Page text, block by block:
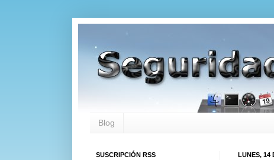
Blog
LUNES, 14
SUSCRIPCIÓN RSS